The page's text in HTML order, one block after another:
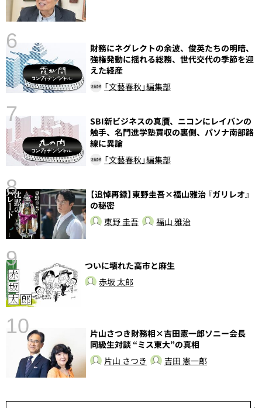
6
財務にネグレクトの余波、俊英たちの明暗、
強権発動に揺れる総務、世代交代の季節を迎
えた経産
「文藝春秋」編集部
7
SBI新ビジネスの真贋、ニコンにレイバンの
触手、名門進学塾買収の裏側、パソナ南部路
線に異論
「文藝春秋」編集部
8
【追悼再録】東野圭吾×福山雅治 『ガリレオ』
の秘密
東野 圭吾
福山 雅治
9
ついに壊れた高市と麻生
赤坂 太郎
10
片山さつき財務相×吉田憲一郎ソニー会長
同級生対談 “ミス東大”の真相
片山 さつき
吉田 憲一郎